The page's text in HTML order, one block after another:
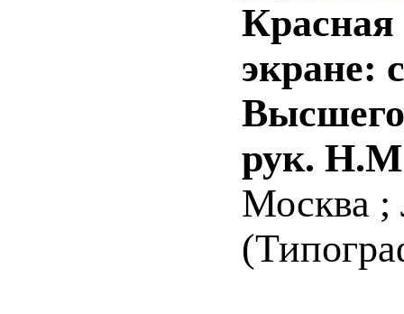
экране:
рук.
Москва ;